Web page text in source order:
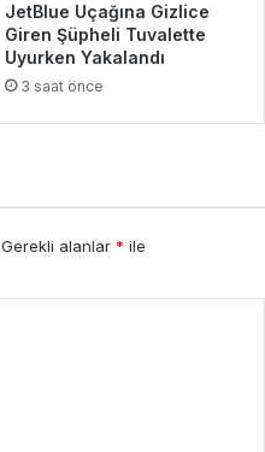
JetBlue Uçağına Gizlice
Giren Şüpheli Tuvalette
Uyurken Yakalandı
3 saat önce
Gerekli alanlar * ile